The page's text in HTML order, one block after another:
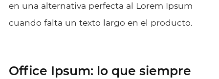
en una alternativa perfecta al Lorem Ipsum
cuando falta un texto largo en el producto.
Office Ipsum: lo que siempre